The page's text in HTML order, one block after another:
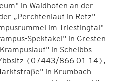
in Waidhofen an der
„Perchtenlauf in Retz"
im Triestingtal"
Spektakel" in Gresten
in Scheibbs
(07443/866 01 14),
in Krumbach